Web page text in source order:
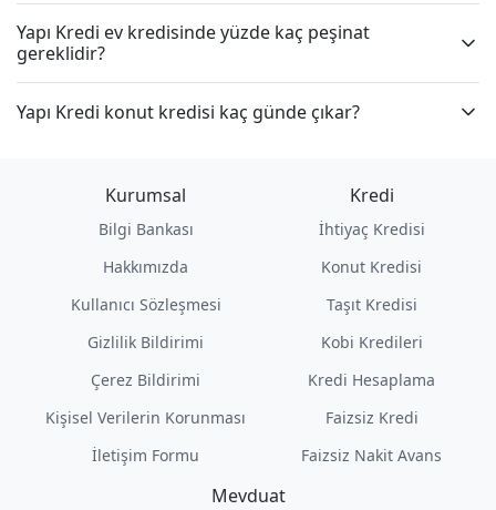
Yapı Kredi ev kredisinde yüzde kaç peşinat
gereklidir?
Yapı Kredi konut kredisi kaç günde çıkar?
Kurumsal
Bilgi Bankası
Hakkımızda
Kullanıcı Sözleşmesi
Gizlilik Bildirimi
Çerez Bildirimi
Kişisel Verilerin Korunması
İletişim Formu
Kredi
İhtiyaç Kredisi
Konut Kredisi
Taşıt Kredisi
Kobi Kredileri
Kredi Hesaplama
Faizsiz Kredi
Faizsiz Nakit Avans
Mevduat